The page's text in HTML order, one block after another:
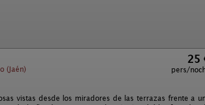
(Jaén)
25
pers/
vistas desde los miradores de las terrazas frente a